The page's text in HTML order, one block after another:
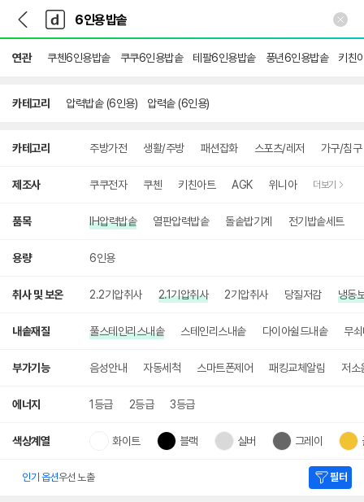
다
나
와
가
기
다
와
연관 쿠첸6인용밥솥 쿠쿠6인용밥솥 테팔6인용밥솥 풍년6인용밥솥 키친
카테고리 압력밥솥 (6인용) 압력솥 (6인용)
카테고리 주방가전 생활/주방 패션잡화 스포츠/레저 가구/침구
제조사 쿠쿠전자 쿠첸 키친아트 AGK 위니아 더보기
품목 IH압력밥솥 열판압력밥솥 돌솥밥기계 전기밥솥세트
용량 6인용
취사 및 보온 2.2기압취사 2.1기압취사 2기압취사 당질저감 냉동
내솥재질 풀스테인리스내솥 스테인리스내솥 다이아쉴드내솥 무
부가기능 음성안내 자동세척 스마트폰제어 패킹교체알림 저소
에너지 1등급 2등급 3등급
색상계열 화이트 블랙 실버 그레이
인기 옵션우선 노출 필터